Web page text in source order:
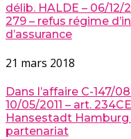
délib. HALDE – 06/12/
279 – refus régime
d’assurance
21 mars 2018
Dans l’affaire C-147/
10/05/2011 – art.
Hansestadt
partenariat